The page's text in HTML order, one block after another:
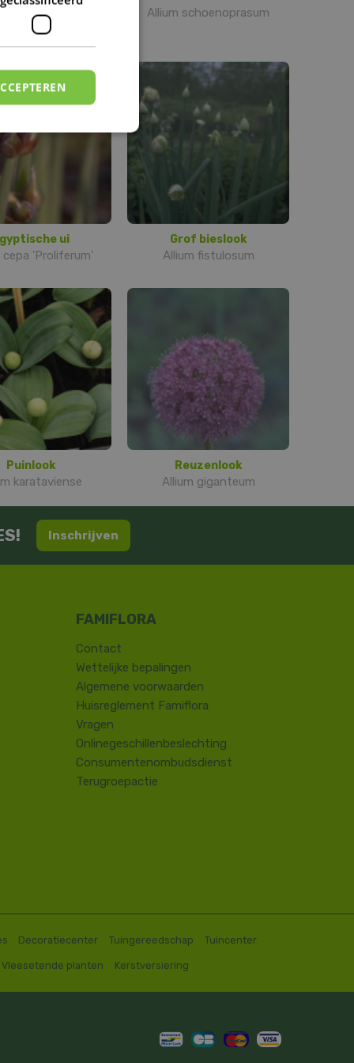
schoenoprasum
'Forescate'
Allium schoenoprasum
ui
cepa 'Proliferum'
Grof bieslook
Allium fistulosum
Puinlook
karataviense
Reuzenlook
Allium giganteum
Inschrijven
Contact
​Wettelijke bepalingen
Algemene voorwaarden
Huisreglement Famiflora
Vragen
Onlinegeschillenbeslechting
Consumentenombudsdienst
Terugroepactie
Decoratiecenter Tuingereedschap Tuincenter
Vleesetende planten Kerstversiering